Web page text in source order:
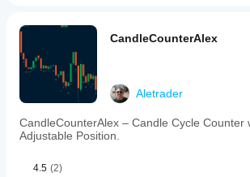
CandleCounterAlex
Aletrader
CandleCounterAlex – Candle Cycle Counter
Adjustable Position.
4.5 (2)